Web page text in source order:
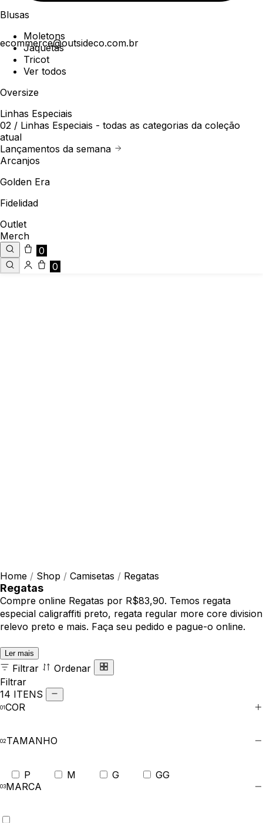
ecommerce@outsideco.com.br
Blusas
Moletons
Jaquetas
Tricot
Ver todos
Oversize
Linhas Especiais
02 / Linhas Especiais - todas as categorias da coleção
atual
Lançamentos da semana
Arcanjos
Golden Era
Fidelidad
Outlet
Merch
0
0
Home / Shop / Camisetas / Regatas
Regatas
Compre online Regatas por R$83,90. Temos regata
especial caligraffiti preto, regata regular more core division
relevo preto e mais. Faça seu pedido e pague-o online.
Ler mais
Filtrar
Ordenar
Filtrar
14 ITENS
COR
TAMANHO
P M G
GG
MARCA